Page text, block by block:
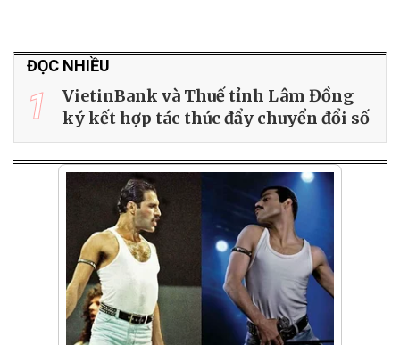
ĐỌC NHIỀU
1
VietinBank và Thuế tỉnh Lâm Đồng
ký kết hợp tác thúc đẩy chuyển đổi số